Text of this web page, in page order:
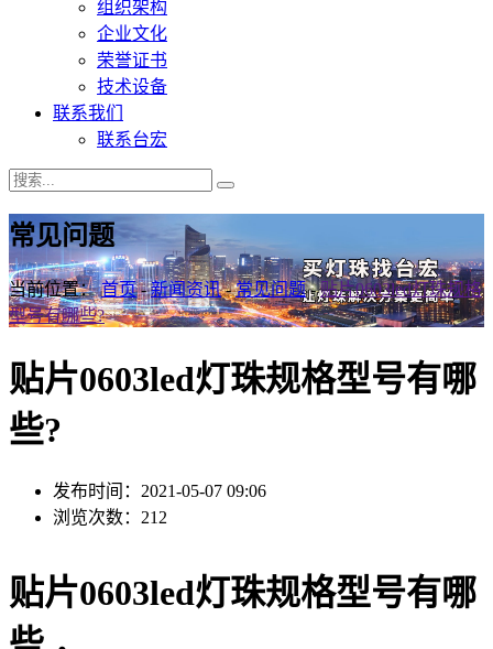
组织架构
企业文化
荣誉证书
技术设备
联系我们
联系台宏
常见问题
当前位置：首页-新闻资讯-常见问题-贴片0603led灯珠规格
型号有哪些?
贴片0603led灯珠规格型号有哪
些?
发布时间：2021-05-07 09:06
浏览次数：212
贴片0603led灯珠规格型号有哪